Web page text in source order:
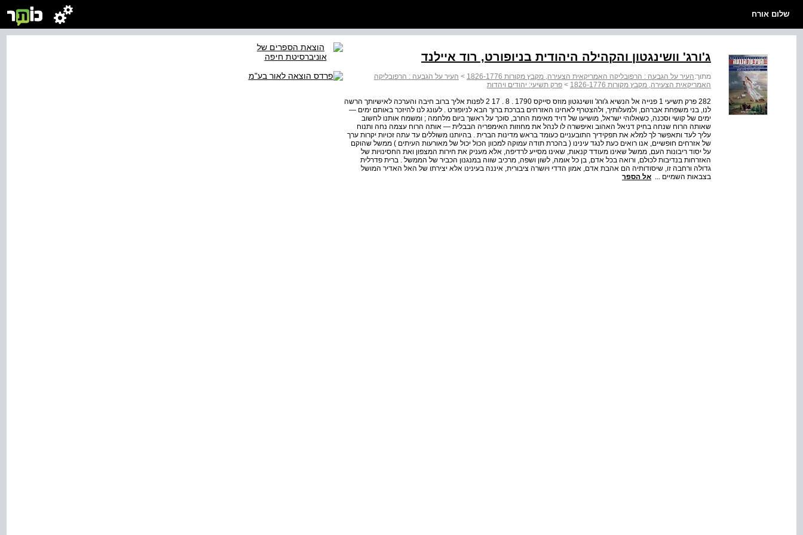
שלום אורח
ג'ורג' וושינגטון והקהילה היהודית בניופורט, רוד איילנד
מתוך:העיר על הגבעה : הרפובליקה האמריקאית הצעירה, מקבץ מקורות 1826-1776 > העיר על הגבעה : הרפובליקה
האמריקאית הצעירה, מקבץ מקורות 1826-1776
> פרק תשיעי: יהודים ויהדות
282 פרק תשיעי 1 פנייה אל הנשיא ג'ורג' וושינגטון מוזס סייקס 1790 . 8 . 17 2 לפנות אליך ברוב חיבה והערכה לאישיותך הרשה
לנו, בני משפחת אברהם, ולמעלותיך, ולהצטרף לאחינו האזרחים בברכת ברוך הבא לניופורט . לעונג לנו להיזכר באותם ימים —
ימים של קושי וסכנה, כשאלוהי ישראל, מושיעו של דויד מאימת החרב, סוכך על ראשך ביום מלחמה ; ומשמח אותנו לחשוב
שאותה הרוח שנחה בחיק דניאל האהוב ואיפשרה לו לנהל את מחוזות האימפריה הבבלית — אותה הרוח עצמה נחה ותנוח
עליך לעד ותאפשר לך למלא את תפקידיך התובעניים כעומד בראש מדינות הברית . בהיותנו משוללים עד עתה זכויות יקרות ערך
של אזרחים חופשיים, אנו רואים כעת לנגד עינינו ( בהכרת תודה עמוקה למכוון הכול יכול של מאורעות העיתים ) ממשל שהוקם
על יסוד ריבונות העם, ממשל שאינו מעודד קנאות, שאינו מסייע לרדיפה, אלא מעניק את חירות המצפון ואת החסינויות של
האזרחות בנדיבות לכולם, ורואה בכל אדם, בן כל אומה, לשון ושפה, מרכיב שווה במנגנון הכביר של הממשל . ברית פדרלית
גדולה ורחבה זו, שיסודותיה הם אהבת אדם, אמון הדדי ויושרה ציבורית, איננה בעינינו אלא יצירתו של האל האדיר המושל
בצבאות השמיים ... אל הספר